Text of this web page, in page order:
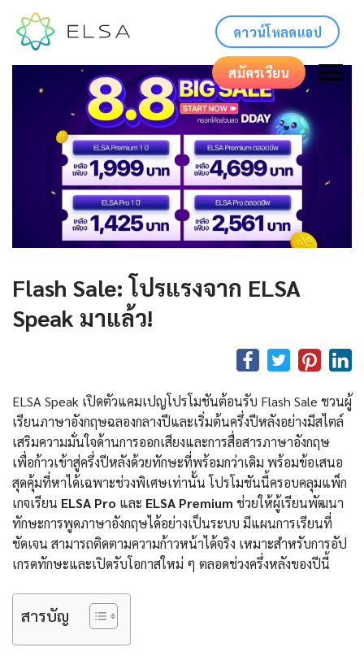
ดาวน์โหลดแอป
สมัครเรียน
Flash Sale: โปรแรงจาก ELSA
Speak มาแล้ว!
ELSA Speak เปิดตัวแคมเปญโปรโมชันต้อนรับ Flash Sale ชวนผู้
เรียนภาษาอังกฤษฉลองกลางปีและเริ่มต้นครึ่งปีหลังอย่างมีสไตล์
เสริมความมั่นใจด้านการออกเสียงและการสื่อสารภาษาอังกฤษ
เพื่อก้าวเข้าสู่ครึ่งปีหลังด้วยทักษะที่พร้อมกว่าเดิม พร้อมข้อเสนอ
สุดคุ้มที่หาได้เฉพาะช่วงพิเศษเท่านั้น โปรโมชันนี้ครอบคลุมแพ็ก
เกจเรียน ELSA Pro และ ELSA Premium ช่วยให้ผู้เรียนพัฒนา
ทักษะการพูดภาษาอังกฤษได้อย่างเป็นระบบ มีแผนการเรียนที่
ชัดเจน สามารถติดตามความก้าวหน้าได้จริง เหมาะสำหรับการอัป
เกรดทักษะและเปิดรับโอกาสใหม่ ๆ ตลอดช่วงครึ่งหลังของปีนี้
สารบัญ